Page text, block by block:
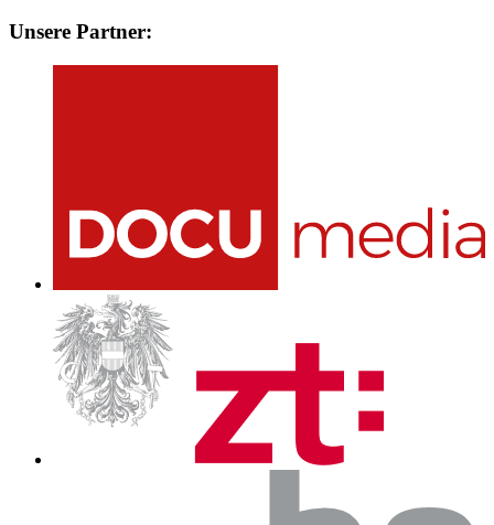
Unsere Partner: